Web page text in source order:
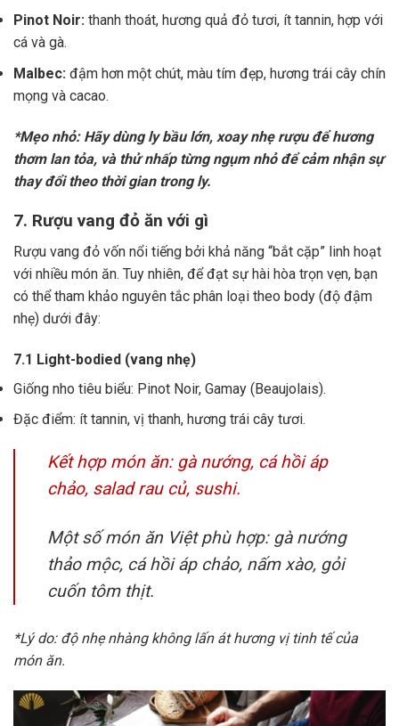
Pinot Noir: thanh thoát, hương quả đỏ tươi, ít tannin, hợp với
cá và gà.
Malbec: đậm hơn một chút, màu tím đẹp, hương trái cây chín
mọng và cacao.
*Mẹo nhỏ: Hãy dùng ly bầu lớn, xoay nhẹ rượu để hương
thơm lan tỏa, và thử nhấp từng ngụm nhỏ để cảm nhận sự
thay đổi theo thời gian trong ly.
7. Rượu vang đỏ ăn với gì
Rượu vang đỏ vốn nổi tiếng bởi khả năng “bắt cặp” linh hoạt
với nhiều món ăn. Tuy nhiên, để đạt sự hài hòa trọn vẹn, bạn
có thể tham khảo nguyên tắc phân loại theo body (độ đậm
nhẹ) dưới đây:
7.1 Light-bodied (vang nhẹ)
Giống nho tiêu biểu: Pinot Noir, Gamay (Beaujolais).
Đặc điểm: ít tannin, vị thanh, hương trái cây tươi.
Kết hợp món ăn: gà nướng, cá hồi áp
chảo, salad rau củ, sushi.
Một số món ăn Việt phù hợp: gà nướng
thảo mộc, cá hồi áp chảo, nấm xào, gỏi
cuốn tôm thịt.
*Lý do: độ nhẹ nhàng không lấn át hương vị tinh tế của
món ăn.